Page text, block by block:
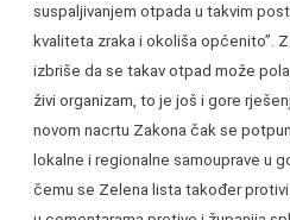
suspaljivanjem otpada u takvim
kvaliteta zraka i okoliša općenito”.
izbriše da se takav otpad može
živi organizam, to je još i gore
novom nacrtu Zakona čak se
lokalne i regionalne samouprave u
čemu se Zelena lista također